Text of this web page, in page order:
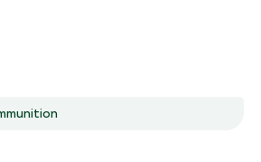
beställningen
nedan så kontaktar vi dig